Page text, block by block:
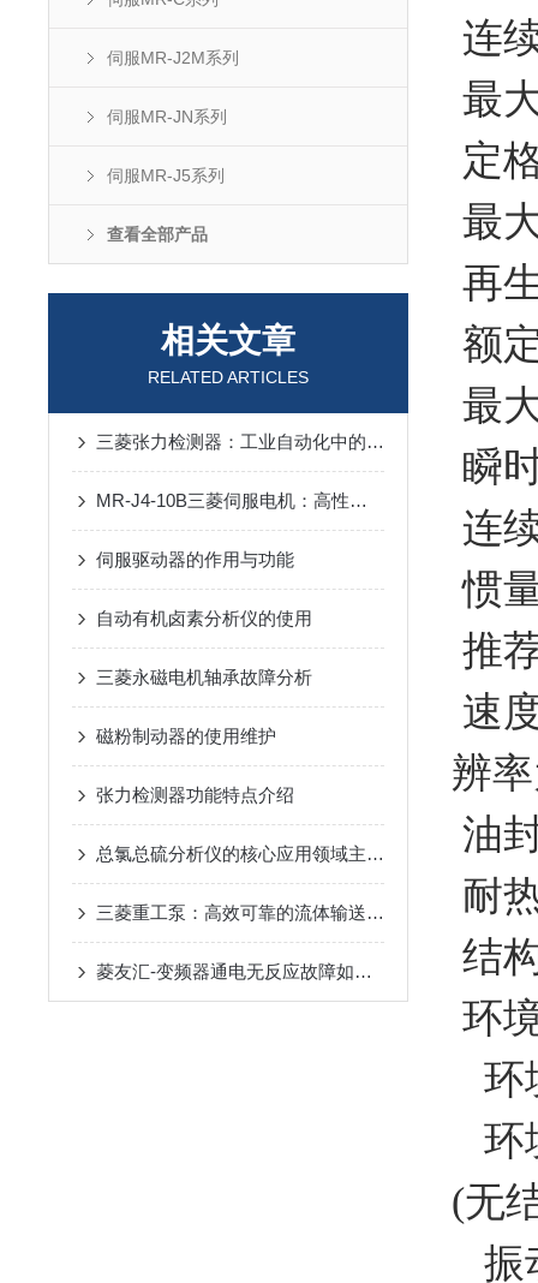
伺服MR-J2M系列
伺服MR-JN系列
伺服MR-J5系列
查看全部产品
相关文章
RELATED ARTICLES
三菱张力检测器：工业自动化中的关键技术与应用
MR-J4-10B三菱伺服电机：高性能的运动控制解决方案
伺服驱动器的作用与功能
自动有机卤素分析仪的使用
三菱永磁电机轴承故障分析
磁粉制动器的使用维护
张力检测器功能特点介绍
总氯总硫分析仪的核心应用领域主要有以下几类
三菱重工泵：高效可靠的流体输送解决方案
菱友汇-变频器通电无反应故障如何检查维修？？
连
最
定
最
再
额
最
瞬
连
惯
推
速
辨率
油
耐
结
环
环
环
(无
振